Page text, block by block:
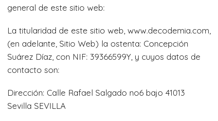
general de este sitio web:
La titularidad de este sitio web, www.decodemia.com,
(en adelante, Sitio Web) la ostenta: Concepción
Suárez Díaz, con NIF: 39366599Y, y cuyos datos de
contacto son:
Dirección: Calle Rafael Salgado no6 bajo 41013
Sevilla SEVILLA